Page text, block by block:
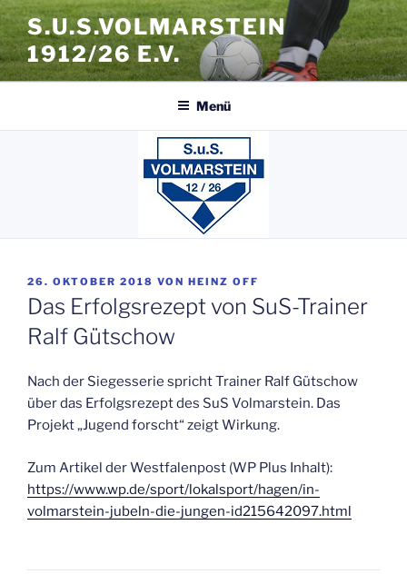
Zum
Inhalt
springen
S.U.S.VOLMARSTEIN
1912/26 E.V.
Menü
VERÖFFENTLICHT
AM
26. OKTOBER 2018 VON HEINZ OFF
Das Erfolgsrezept von SuS-Trainer
Ralf Gütschow
Nach der Siegesserie spricht Trainer Ralf Gütschow
über das Erfolgsrezept des SuS Volmarstein. Das
Projekt „Jugend forscht“ zeigt Wirkung.
Zum Artikel der Westfalenpost (WP Plus Inhalt):
https://www.wp.de/sport/lokalsport/hagen/in-
volmarstein-jubeln-die-jungen-id215642097.html